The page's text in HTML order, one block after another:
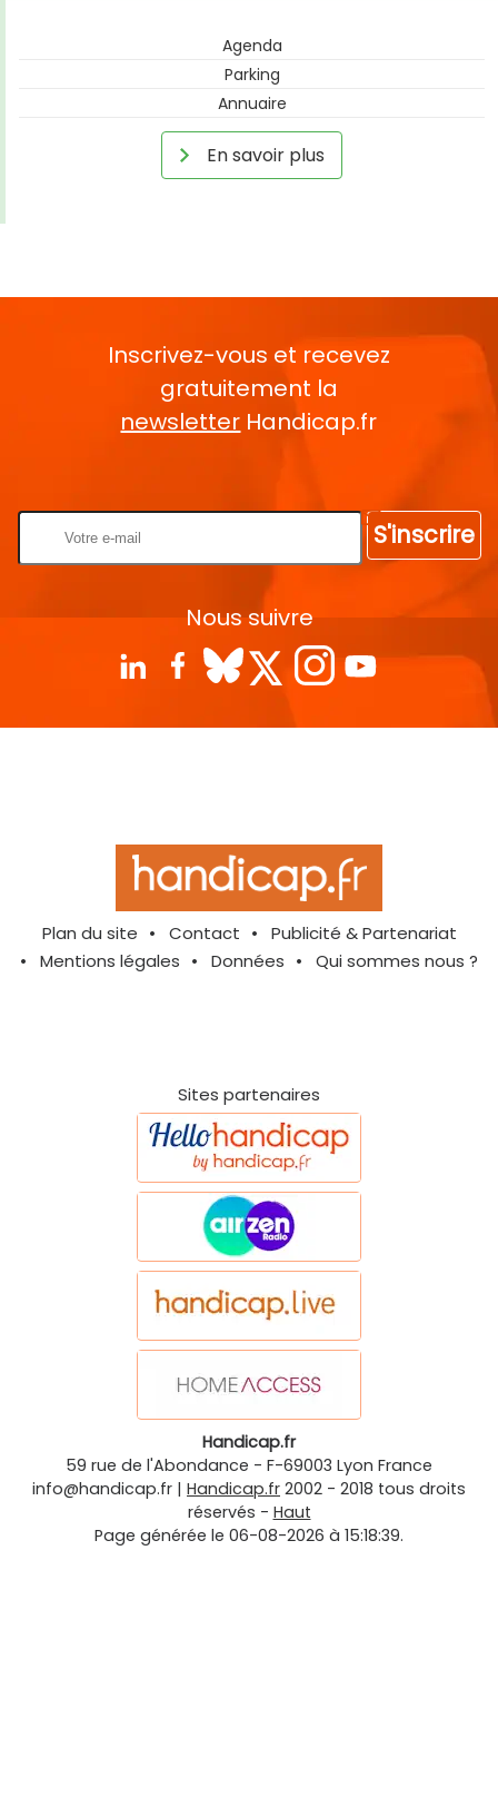
Agenda
Parking
Annuaire
En savoir plus
Inscrivez-vous et recevez
gratuitement la
newsletter Handicap.fr
S'inscrire
Nous suivre
Plan du site Contact
Publicité & Partenariat
Mentions légales
Données Qui sommes nous ?
Sites partenaires
Handicap.fr
59 rue de l'Abondance - F-69003 Lyon France
info@handicap.fr | Handicap.fr 2002 - 2018 tous droits
réservés - Haut
Page générée le 06-08-2026 à 15:18:39.